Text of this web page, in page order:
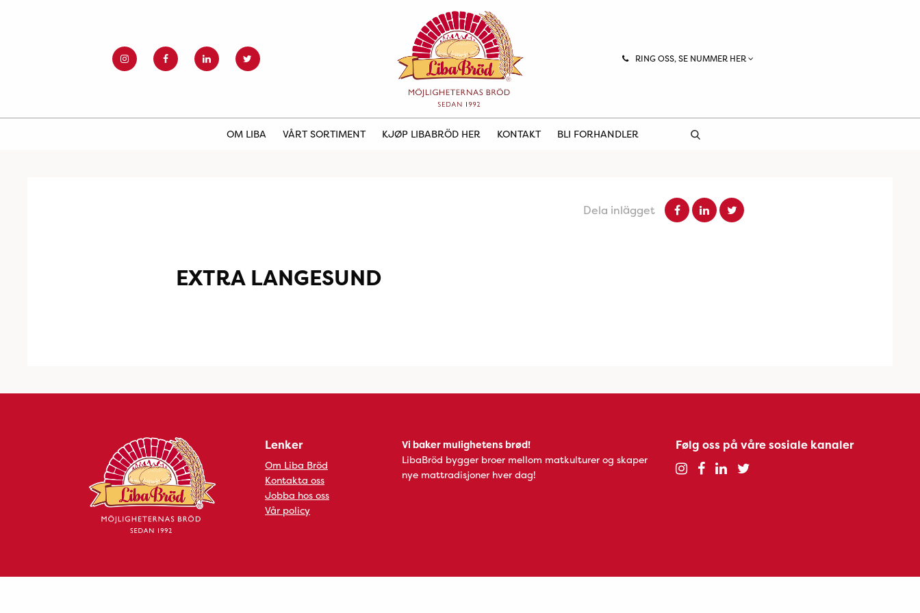
RING OSS, SE NUMMER HER
OM LIBA VÅRT SORTIMENT KJØP LIBABRÖD HER KONTAKT BLI FORHANDLER
Dela inlägget
EXTRA LANGESUND
Lenker
Om Liba Bröd
Kontakta oss
Jobba hos oss
Vår policy
Vi baker mulighetens brød!
LibaBröd bygger broer mellom matkulturer og skaper
nye mattradisjoner hver dag!
Følg oss på våre sosiale kanaler